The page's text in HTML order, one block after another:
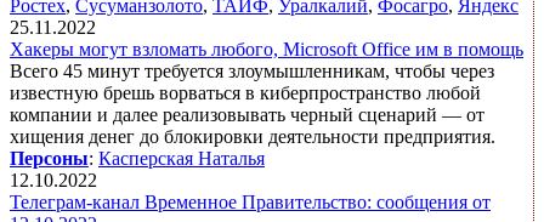
Ростех, Сусуманзолото, ТАИФ, Уралкалий, Фосагро, Яндекс
25.11.2022
Хакеры могут взломать любого, Microsoft Office им в помощь
Всего 45 минут требуется злоумышленникам, чтобы через
известную брешь ворваться в киберпространство любой
компании и далее реализовывать черный сценарий — от
хищения денег до блокировки деятельности предприятия.
Персоны: Касперская Наталья
12.10.2022
Телеграм-канал Временное Правительство: сообщения от